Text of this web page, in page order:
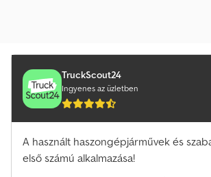
TruckScout24
Ingyenes az üzletben
A használt haszongépjárművek és
első számú alkalmazása!